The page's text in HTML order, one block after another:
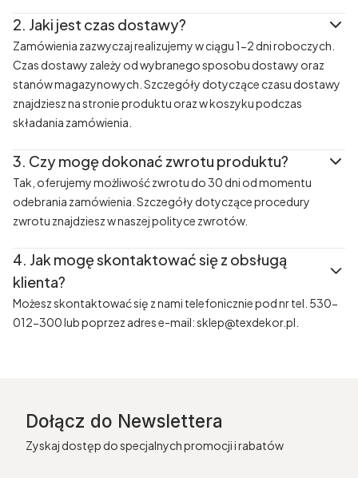
2. Jaki jest czas dostawy?
Zamówienia zazwyczaj realizujemy w ciągu 1-2 dni roboczych.
Czas dostawy zależy od wybranego sposobu dostawy oraz
stanów magazynowych. Szczegóły dotyczące czasu dostawy
znajdziesz na stronie produktu oraz w koszyku podczas
składania zamówienia.
3. Czy mogę dokonać zwrotu produktu?
Tak, oferujemy możliwość zwrotu do 30 dni od momentu
odebrania zamówienia. Szczegóły dotyczące procedury
zwrotu znajdziesz w naszej polityce zwrotów.
4. Jak mogę skontaktować się z obsługą
klienta?
Możesz skontaktować się z nami telefonicznie pod nr tel. 530-
012-300 lub poprzez adres e-mail: sklep@texdekor.pl.
Dołącz do Newslettera
Zyskaj dostęp do specjalnych promocji i rabatów